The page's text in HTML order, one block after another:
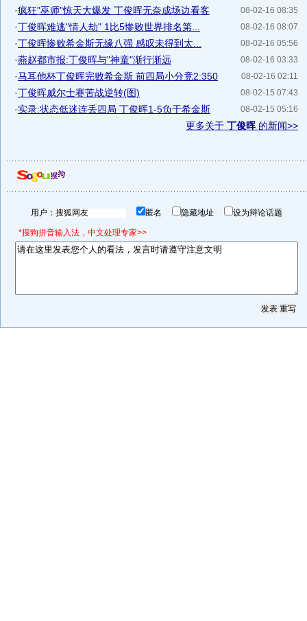
08-02-16 08:35
·疯狂"巫师"惊天大爆发 丁俊晖无奈成场边看客
08-02-16 08:07
·丁俊晖难逃"情人劫" 1比5惨败世界排名第...
08-02-16 05:56
·丁俊晖惨败希金斯无缘八强 感叹未得到太...
08-02-16 03:33
·燕赵都市报:丁俊晖与"神童"渐行渐远
08-02-16 02:11
·马耳他杯丁俊晖完败希金斯 前四局小分竟2:350
08-02-15 07:43
·丁俊晖威尔士赛苦战逆转(图)
08-02-15 05:16
·实录:状态低迷连丢四局 丁俊晖1-5负于希金斯
更多关于 丁俊晖的新闻>>
用户： 匿名 隐藏地址 设为辩论话题
*搜狗拼音输入法，中文处理专家>>